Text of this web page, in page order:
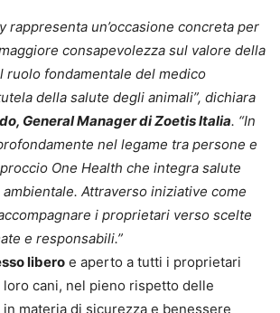
rappresenta un’occasione concreta per
consapevolezza sul valore della
ruolo fondamentale del medico
della salute degli animali”, dichiara
General Manager di Zoetis Italia. “In
nel legame tra persone e
One Health che integra salute
ambientale. Attraverso iniziative come
i proprietari verso scelte
e responsabili.”
libero e aperto a tutti i proprietari
loro cani, nel pieno rispetto delle
materia di sicurezza e benessere